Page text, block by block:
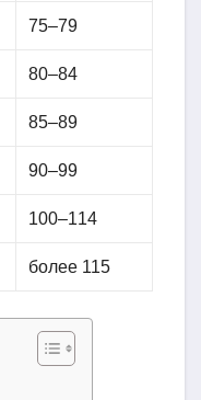
75–79
80–84
85–89
90–99
100–114
более 115